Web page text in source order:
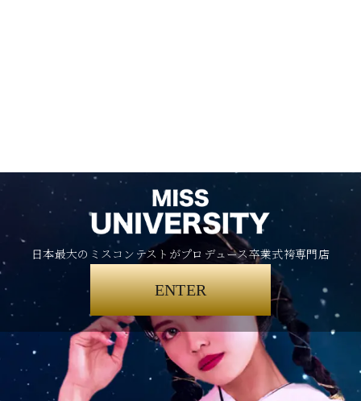
日本最大のミスコンテストがプロデュース卒業式袴専門店
ENTER